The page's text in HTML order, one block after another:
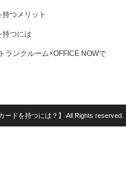
つメリット
持つには
ランクルーム×OFFICE NOWで
ドを持つには？】 All Rights reserved.